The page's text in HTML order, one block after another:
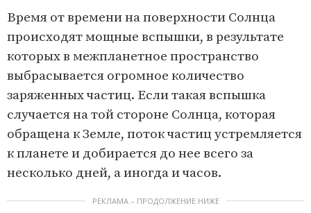
Время от времени на поверхности Солнца
происходят мощные вспышки, в результате
которых в межпланетное пространство
выбрасывается огромное количество
заряженных частиц. Если такая вспышка
случается на той стороне Солнца, которая
обращена к Земле, поток частиц устремляется
к планете и добирается до нее всего за
несколько дней, а иногда и часов.
РЕКЛАМА – ПРОДОЛЖЕНИЕ НИЖЕ